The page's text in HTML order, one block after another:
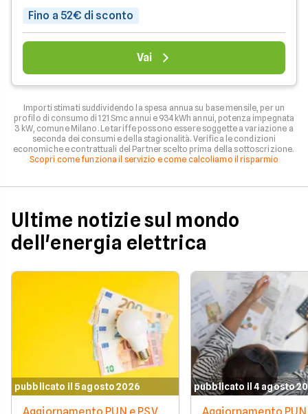
Fino a 52€ di sconto
Vai
Importi stimati suddividendo la spesa annua su base mensile, per un
profilo di consumo di 121 Smc annui e 934 kWh annui, potenza impegnata
3 kW, comune Milano. Le tariffe possono essere soggette a variazione a
seconda dei consumi e della stagionalità. Verifica le condizioni
economiche e contrattuali del Partner scelto prima della sottoscrizione.
Scopri come funziona il servizio e come calcoliamo il risparmio
Ultime notizie sul mondo
dell'energia elettrica
pubblicato il 5 agosto 2026 pubblicato il 4 agosto